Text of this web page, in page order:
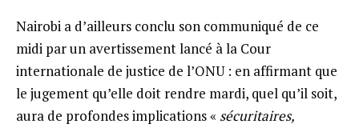
Nairobi a d’ailleurs conclu son communiqué de ce
midi par un avertissement lancé à la Cour
internationale de justice de l’ONU : en affirmant que
le jugement qu’elle doit rendre mardi, quel qu’il soit,
aura de profondes implications « sécuritaires,